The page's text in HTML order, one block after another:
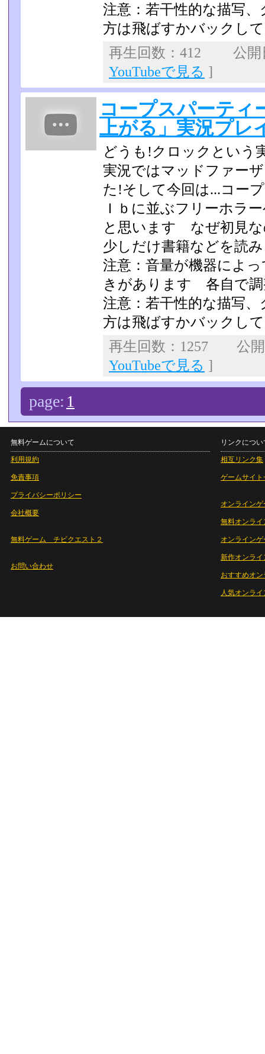
注意：若干性的な描写
方は飛ばすかバックし
再生回数：412 公
YouTubeで見る ]
コープスパーティ
上がる」実況プレ
どうも!クロックという
実況ではマッドファー
た!そして今回は...コー
Ｉｂに並ぶフリー­ホラ
と思います なぜ初見
少しだけ書籍などを読
注意：音量が機器によ
きがあります 各自で
注意：若干性的な描写
方は飛ばすかバックし
再生回数：1257 公
YouTubeで見る ]
page: 1
無料ゲームについて
利用規約
免責事項
プライバシーポリシー
会社概要
無料ゲーム チビクエスト２
お問い合わせ
リンクについ
相互リンク集
ゲームサイト
オンラインゲ
無料オンライ
オンライン
新作オンライ
おすすめオ
人気オンラ